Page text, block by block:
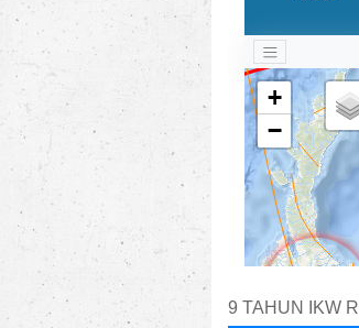
9 TAHUN IKW RI